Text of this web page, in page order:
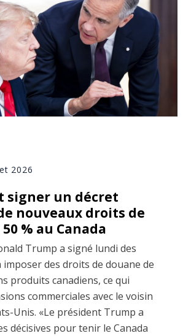
2026
signer un décret
nouveaux droits de
% au Canada
Trump a signé lundi des
imposer des droits de douane de
produits canadiens, ce qui
commerciales avec le voisin
Unis. «Le président Trump a
décisives pour tenir le Canada